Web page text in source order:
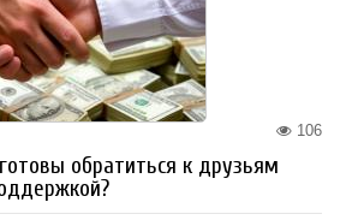
106
обратиться к друзьям